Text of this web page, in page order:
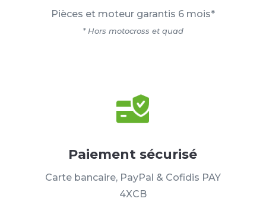
Pièces et moteur garantis 6 mois*
* Hors motocross et quad
Paiement sécurisé
Carte bancaire, PayPal & Cofidis PAY
4XCB